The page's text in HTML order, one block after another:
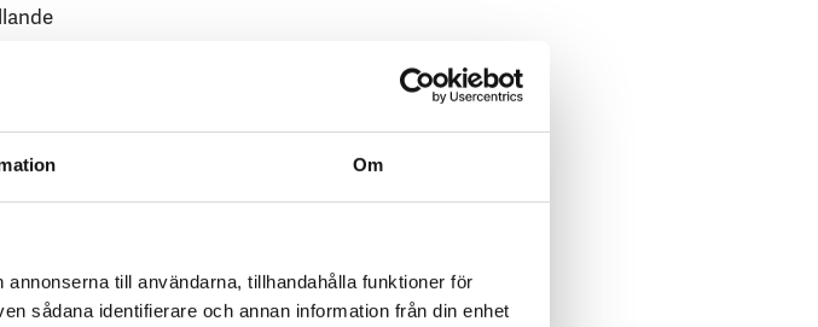
Om
till användarna, tillhandahålla funktioner för
sådana identifierare och annan information från din enhet
inom